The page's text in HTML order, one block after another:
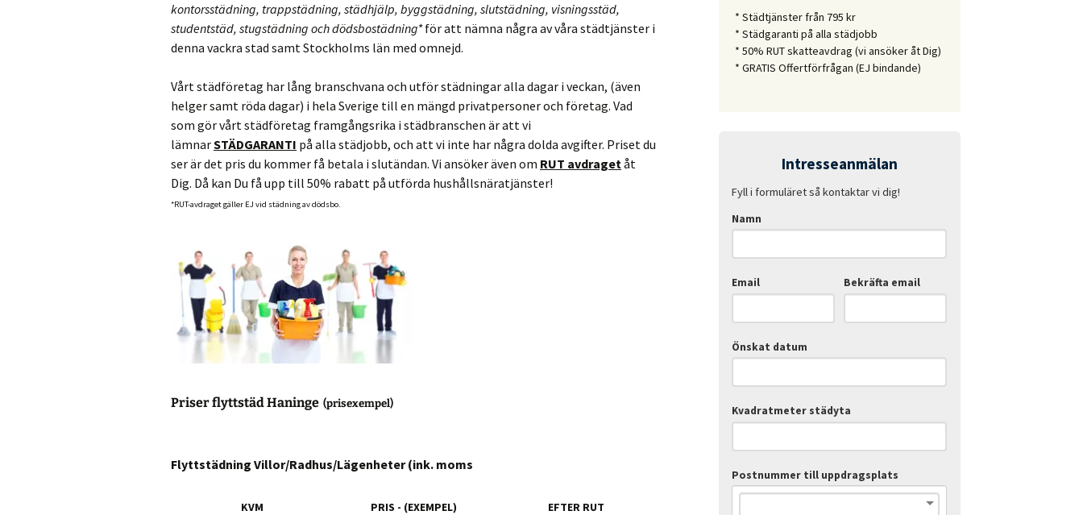
kontorsstädning, trappstädning, städhjälp, byggstädning, slutstädning, visningsstäd,
studentstäd, stugstädning och dödsbostädning*för att nämna några av våra städtjänster i
denna vackra stad samt Stockholms län med omnejd.
Vårt städföretag har lång branschvana och utför städningar alla dagar i veckan, (även
helger samt röda dagar) i hela Sverige till en mängd privatpersoner och företag. Vad
som gör vårt städföretag framgångsrika i städbranschen är att vi
lämnarSTÄDGARANTI på alla städjobb, och att vi inte har några dolda avgifter. Priset du
ser är det pris du kommer få betala i slutändan. Vi ansöker även om RUT avdragetåt
Dig. Då kan Du få upp till 50% rabatt på utförda hushållsnäratjänster!
*RUT-avdraget gäller EJ vid städning av dödsbo.
Priser flyttstäd Haninge (prisexempel)
Flyttstädning Villor/Radhus/Lägenheter (ink. moms
KVM PRIS - (EXEMPEL)
EFTER RUT
* Städtjänster från 795 kr
* Städgaranti på alla städjobb
* 50% RUT skatteavdrag (vi ansöker åt Dig)
* GRATIS Offertförfrågan (EJ bindande)
Intresseanmälan
Fyll i formuläret så kontaktar vi dig!
Namn
Email Bekräfta email
Önskat datum
Kvadratmeter städyta
Postnummer till uppdragsplats